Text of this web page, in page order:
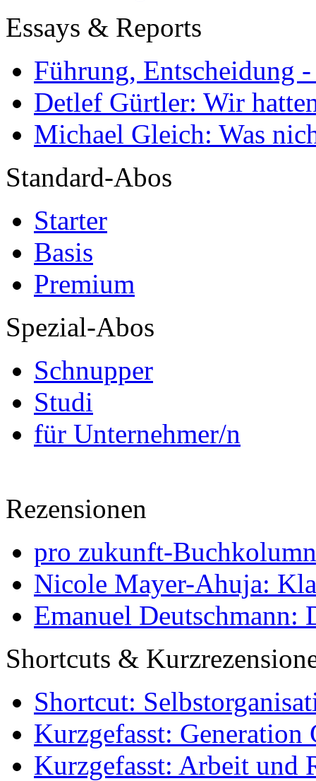
Essays & Reports
Führung, Entscheidung
Detlef Gürtler: Wir
Michael Gleich: Was
Standard-Abos
Starter
Basis
Premium
Spezial-Abos
Schnupper
Studi
für Unternehmer/n
Rezensionen
pro zukunft-
Nicole Mayer-Ahuja:
Emanuel Deutschmann:
Shortcuts &
Shortcut:
Kurzgefasst: Generation
Kurzgefasst: Arbeit und